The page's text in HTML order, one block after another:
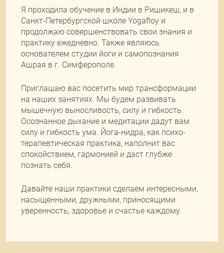
Я проходила обучение в Индии в Ришикеш, и в
Санкт-Петербургской школе Yogafloy и
продолжаю совершенствовать свои знания и
практику ежедневно. Также являюсь
основателем студии йоги и самопознания
Ашрая в г. Симферополе.
Приглашаю вас посетить мир трансформации
на наших занятиях. Мы будем развивать
мышечную выносливость, силу и гибкость.
Осознанное дыхание и медитации дадут вам
силу и гибкость ума. Йога-нидра, как психо-
терапевтическая практика, наполнит вас
спокойствием, гармонией и даст глубже
познать себя.
Давайте наши практики сделаем интересными,
насыщенными, дружными, приносящими
уверенность, здоровье и счастье каждому.